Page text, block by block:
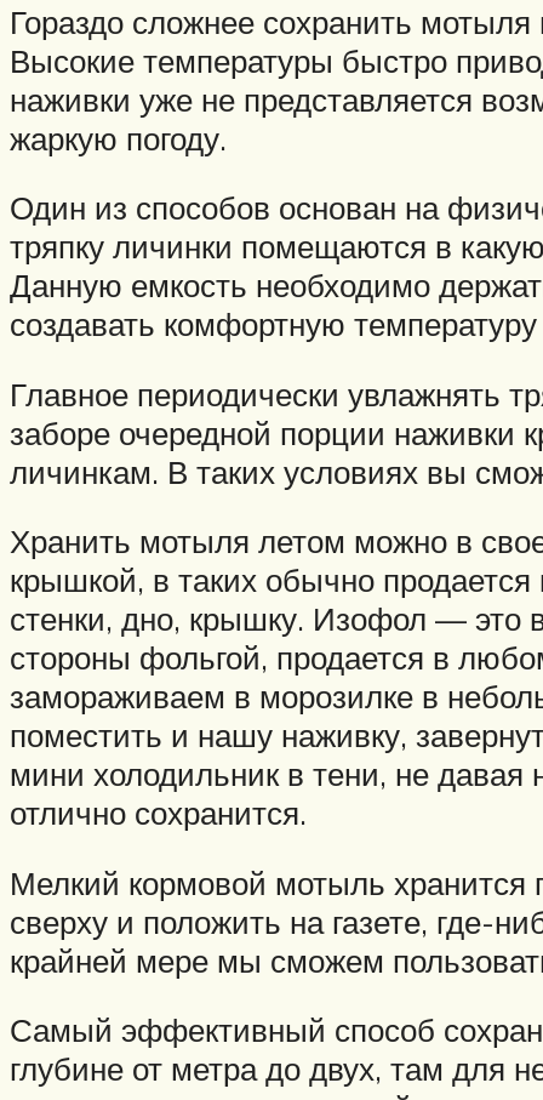
Гораздо сложнее сохранить
Высокие температуры быстро
наживки уже не представляется
жаркую погоду.
Один из способов основан на
тряпку личинки помещаются в
Данную емкость необходимо
создавать комфортную
Главное периодически увлажнять
заборе очередной порции наживки
личинкам. В таких условиях вы
Хранить мотыля летом можно в
крышкой, в таких обычно
стенки, дно, крышку. Изофол — это
стороны фольгой, продается в
замораживаем в морозилке в
поместить и нашу наживку,
мини холодильник в тени, не
отлично сохранится.
Мелкий кормовой мотыль хранится
сверху и положить на газете, где-
крайней мере мы сможем
Самый эффективный способ
глубине от метра до двух, там для